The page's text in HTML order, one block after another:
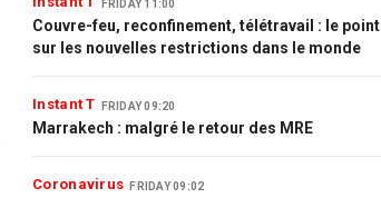
FRIDAY 11:00
Couvre-feu, reconfinement, télétravail : le point
sur les nouvelles restrictions dans le monde
Instant T FRIDAY 09:20
Marrakech : malgré le retour des MRE
Coronavirus FRIDAY 09:02